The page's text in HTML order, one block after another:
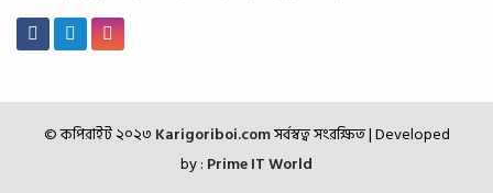
© কপিরাইট ২০২৩ Karigoriboi.comসর্বস্বত্ব সংরক্ষিত| Developed
by : Prime IT World